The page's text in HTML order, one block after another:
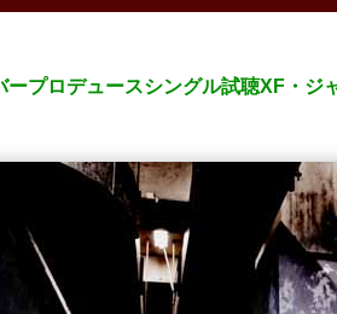
ープロデュースシングル試聴XF・ジ